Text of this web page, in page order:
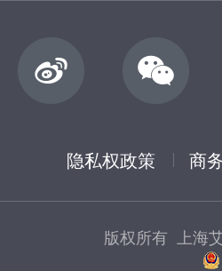
隐私权政策 商
版权所有 上海